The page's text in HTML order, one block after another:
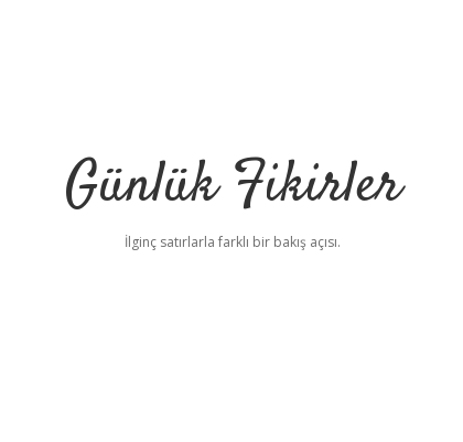
Günlük Fikirler
İlginç satırlarla farklı bir bakış açısı.